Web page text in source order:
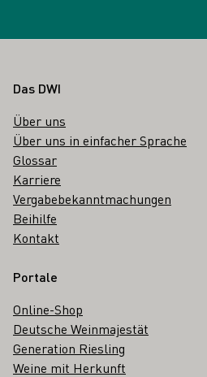
Fußbereich
Das DWI
Über uns
Über uns in einfacher Sprache
Glossar
Karriere
Vergabebekanntmachungen
Beihilfe
Kontakt
Portale
Online-Shop
Deutsche Weinmajestät
Generation Riesling
Weine mit Herkunft